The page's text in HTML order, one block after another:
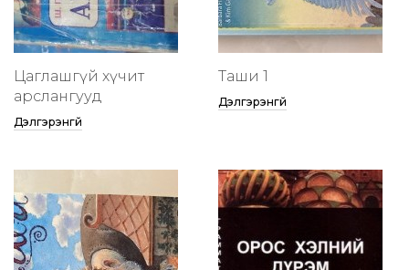
Цаглашгүй хүчит
арслангууд
Дэлгэрэнгүй
Таши 1
Дэлгэрэнгүй